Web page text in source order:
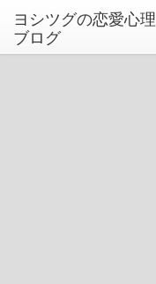
ヨシツグの恋愛心理
ブログ